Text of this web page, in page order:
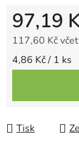
97,19
117,60 Kč
Měrná cena:
4,86 Kč / 1 ks
Tisk